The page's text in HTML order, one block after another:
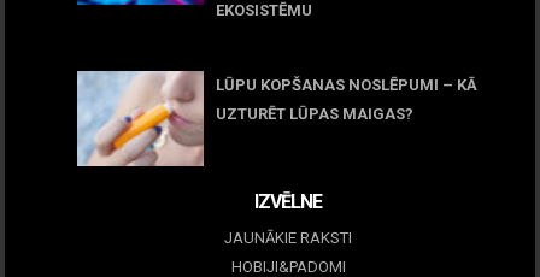
EKOSISTĒMU
LŪPU KOPŠANAS NOSLĒPUMI – KĀ
UZTURĒT LŪPAS MAIGAS?
IZVĒLNE
JAUNĀKIE RAKSTI
HOBIJI&PADOMI